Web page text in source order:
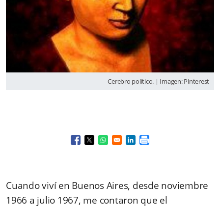
Cerebro político. | Imagen: Pinterest
Opens in a new window
Opens in a new window
Opens in a new window
Opens in a new window
Cuando viví en Buenos Aires, desde noviembre
1966 a julio 1967, me contaron que el